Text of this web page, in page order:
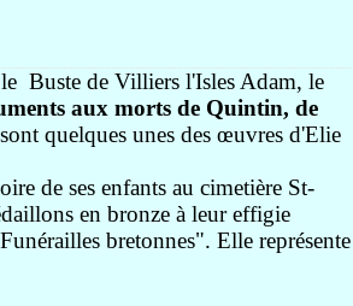
Buste de Villiers l'Isles Adam, le
aux morts de Quintin, de
sont quelques unes des œuvres d'Elie
de ses enfants au cimetière St-
en bronze à leur effigie
bretonnes". Elle représente